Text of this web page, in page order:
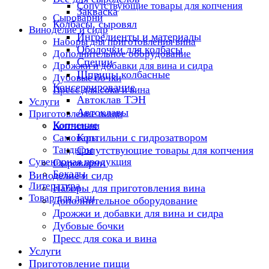
Сопутствующие товары для копчения
Сыроварни
Виноделие и сидр
Наборы для приготовления вина
Дополнительное оборудование
Дрожжи и добавки для вина и сидра
Дубовые бочки
Пресс для сока и вина
Услуги
Приготовление пищи
Коптильни
Самовары
Тандыры
Сувенирная продукция
Бокалы
Литература
Товар для дачи
Закваска
Колбасы, сыровял
Ингредиенты и материалы
Оболочки для колбасы
Специи
Шприцы колбасные
Консервирование
Автоклав ТЭН
Автоклавы
Копчение
Коптильни с гидрозатвором
Сопутствующие товары для копчения
Сыроварни
Виноделие и сидр
Наборы для приготовления вина
Дополнительное оборудование
Дрожжи и добавки для вина и сидра
Дубовые бочки
Пресс для сока и вина
Услуги
Приготовление пищи